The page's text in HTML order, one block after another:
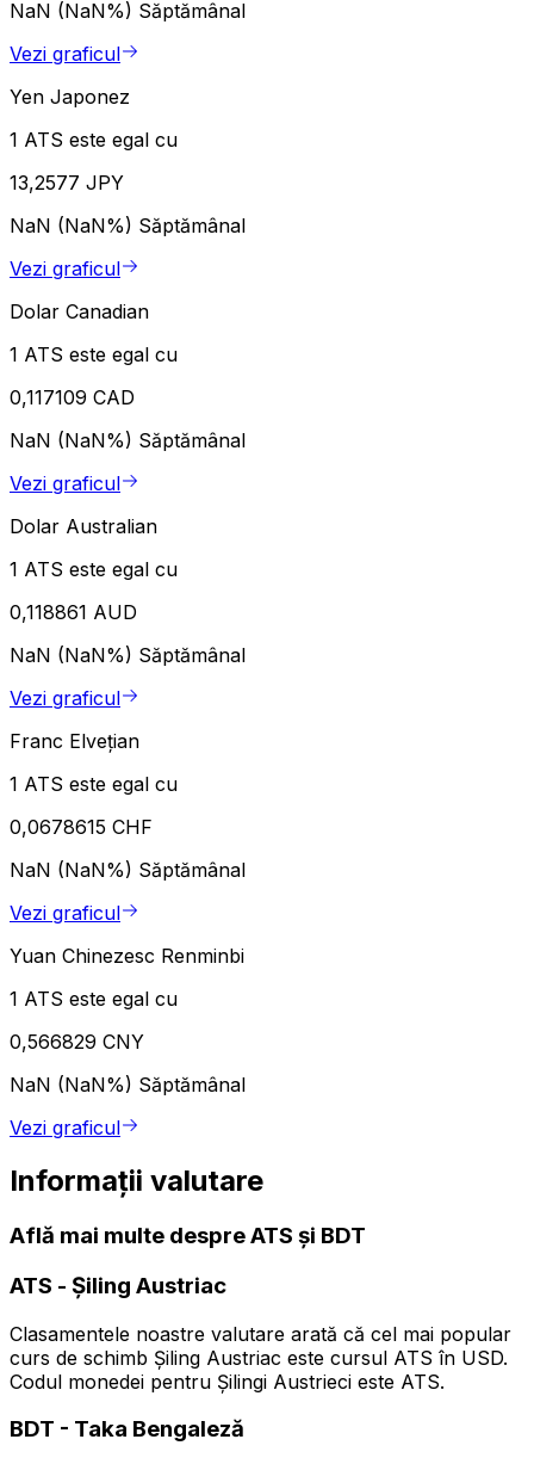
NaN (NaN%) Săptămânal
Vezi graficul
Yen Japonez
1 ATS este egal cu
13,2577 JPY
NaN (NaN%) Săptămânal
Vezi graficul
Dolar Canadian
1 ATS este egal cu
0,117109 CAD
NaN (NaN%) Săptămânal
Vezi graficul
Dolar Australian
1 ATS este egal cu
0,118861 AUD
NaN (NaN%) Săptămânal
Vezi graficul
Franc Elvețian
1 ATS este egal cu
0,0678615 CHF
NaN (NaN%) Săptămânal
Vezi graficul
Yuan Chinezesc Renminbi
1 ATS este egal cu
0,566829 CNY
NaN (NaN%) Săptămânal
Vezi graficul
Informații valutare
Află mai multe despre ATS și BDT
ATS - Șiling Austriac
Clasamentele noastre valutare arată că cel mai popular
curs de schimb Șiling Austriac este cursul ATS în USD.
Codul monedei pentru Șilingi Austrieci este ATS.
BDT - Taka Bengaleză